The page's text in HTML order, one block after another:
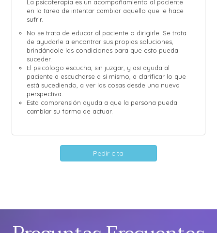
La psicoterapia es un acompañamiento al paciente
en la tarea de intentar cambiar aquello que le hace
sufrir.
No se trata de educar al paciente o dirigirle. Se trata
de ayudarle a encontrar sus propias soluciones,
brindándole las condiciones para que esto pueda
suceder.
El psicólogo escucha, sin juzgar, y así ayuda al
paciente a escucharse a sí mismo, a clarificar lo que
está sucediendo, a ver las cosas desde una nueva
perspectiva.
Esta comprensión ayuda a que la persona pueda
cambiar su forma de actuar.
Pedir cita